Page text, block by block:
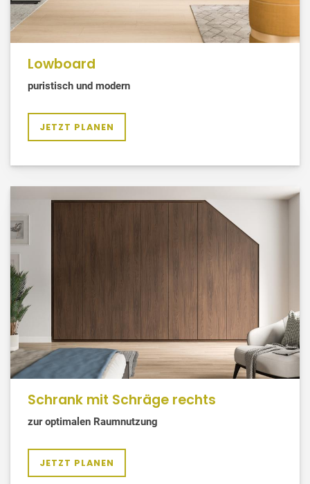
Lowboard
puristisch und modern
JETZT PLANEN
Schrank mit Schräge rechts
zur optimalen Raumnutzung
JETZT PLANEN